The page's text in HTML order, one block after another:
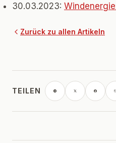
30.03.2023:
Zurück zu allen Artikeln
TEILEN